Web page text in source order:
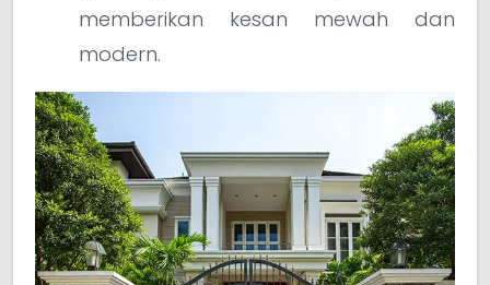
memberikan kesan mewah dan
modern.